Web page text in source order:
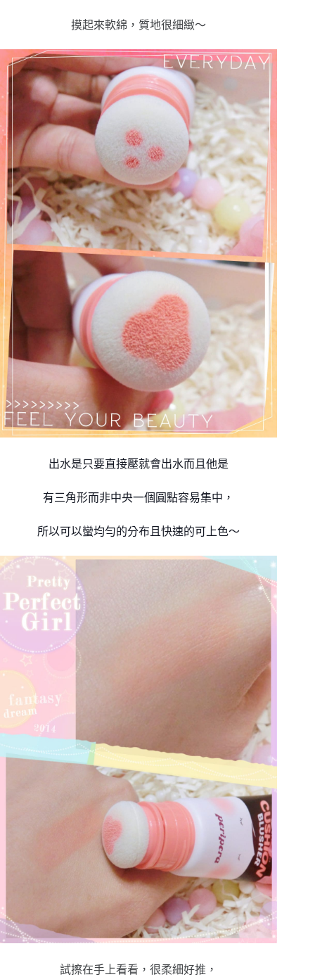
摸起來軟綿，質地很細緻～
出水是只要直接壓就會出水而且他是
有三角形而非中央一個圓點容易集中，
所以可以蠻均勻的分布且快速的可上色～
試擦在手上看看，很柔細好推，